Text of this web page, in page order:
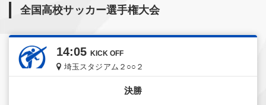
全国高校サッカー選手権大会
14:05 KICK OFF
埼玉スタジアム２○○２
決勝